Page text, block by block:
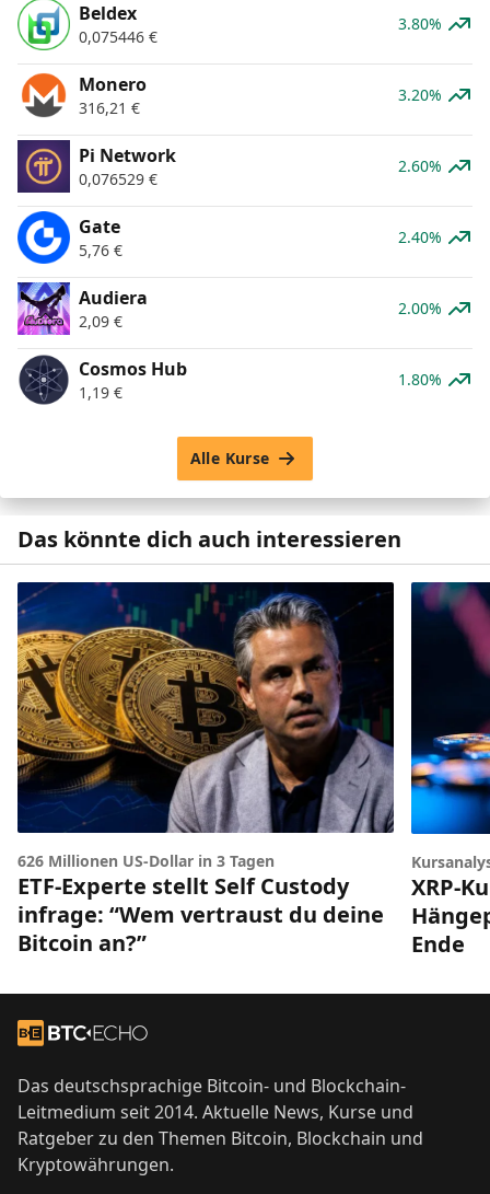
Beldex
0,075446 €
3.80%
Monero
316,21 €
3.20%
Pi Network
0,076529 €
2.60%
Gate
5,76 €
2.40%
Audiera
2,09 €
2.00%
Cosmos Hub
1,19 €
1.80%
Alle Kurse
Das könnte dich auch interessieren
626 Millionen US-Dollar in 3 Tagen
ETF-Experte stellt Self Custody
infrage: “Wem vertraust du deine
Bitcoin an?”
XRP-
Ende
Zur Startseite
Das deutschsprachige Bitcoin- und Blockchain-
Leitmedium seit 2014. Aktuelle News, Kurse und
Ratgeber zu den Themen Bitcoin, Blockchain und
Kryptowährungen.